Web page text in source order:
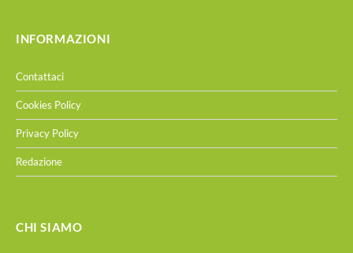
INFORMAZIONI
Contattaci
Cookies Policy
Privacy Policy
Redazione
CHI SIAMO